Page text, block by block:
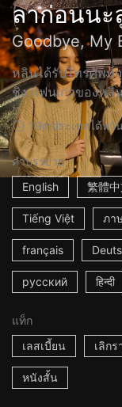
ลาก่อนนะ
Goodbye, My
หลินได้รับโทรศัพท์
ชิง แฟนเก่าของหลิ
19mประเทศไต้หวัน
คำบรรยาย
English
繁體中
Tiếng Việt ภา
français
русский हिन्दी
แท็ก
เลสเบี้ยน
เลิกร
หนังสั้น